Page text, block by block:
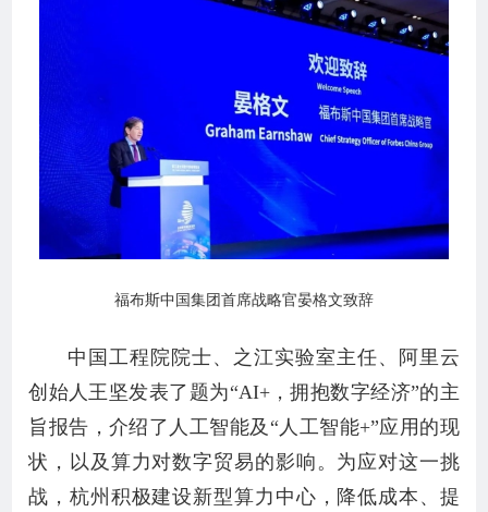
福布斯中国集团首席战略官晏格文致辞
中国工程院院士、之江实验室主任、阿里云
创始人王坚发表了题为“AI+，拥抱数字经济”的主
旨报告，介绍了人工智能及“人工智能+”应用的现
状，以及算力对数字贸易的影响。为应对这一挑
战，杭州积极建设新型算力中心，降低成本、提